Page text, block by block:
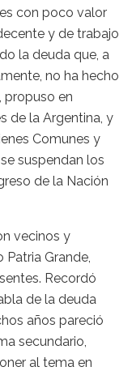
con poco valor
y de trabajo
la deuda que, a
no ha hecho
propuso en
de la Argentina, y
Comunes y
suspendan los
de la Nación
vecinos y
Grande,
Recordó
de la deuda
años pareció
secundario,
al tema en